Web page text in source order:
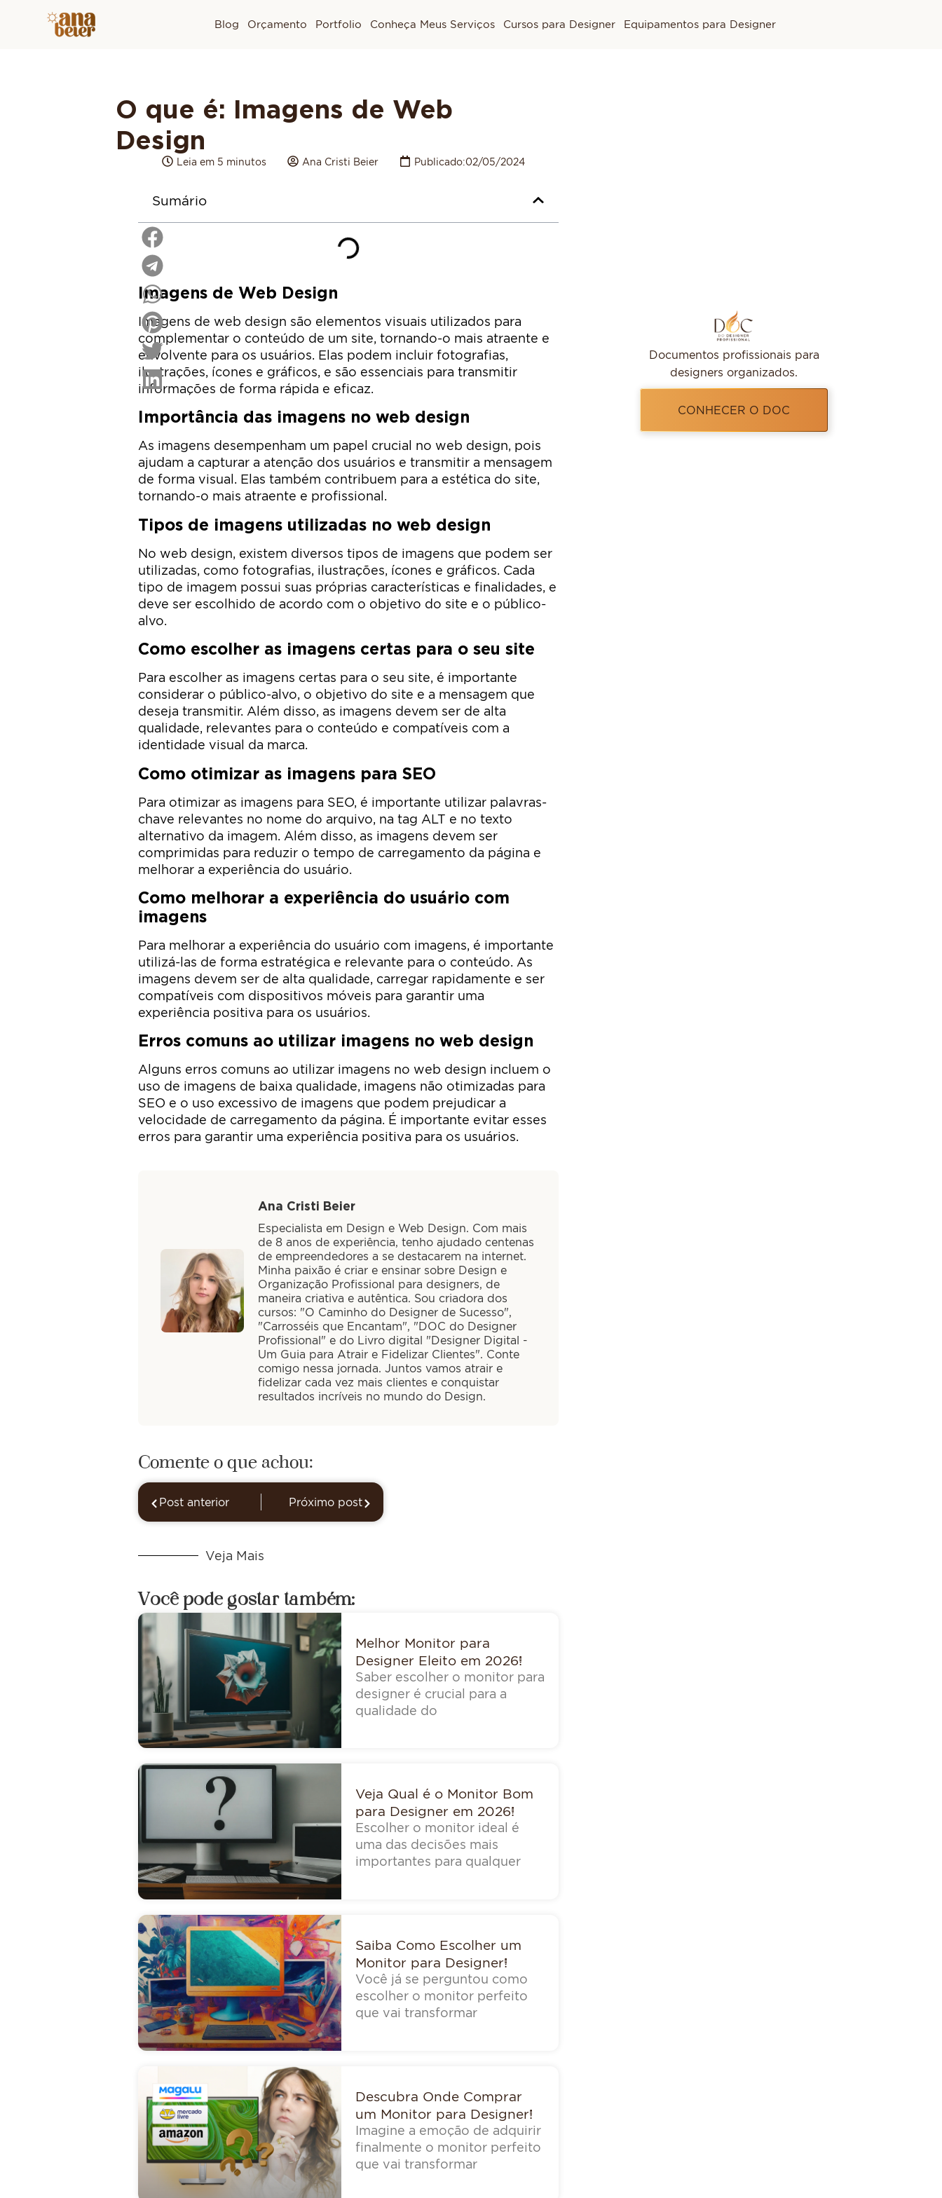
Blog Orçamento Portfolio Conheça Meus Serviços Cursos para Designer Equipamentos para Designer
O que é: Imagens de Web
Design
Leia em 5 minutos Ana Cristi Beier Publicado:02/05/2024
Sumário
Imagens de Web Design
Imagens de web design são elementos visuais utilizados para
complementar o conteúdo de um site, tornando-o mais atraente e
envolvente para os usuários. Elas podem incluir fotografias,
ilustrações, ícones e gráficos, e são essenciais para transmitir
informações de forma rápida e eficaz.
Importância das imagens no web design
As imagens desempenham um papel crucial no web design, pois
ajudam a capturar a atenção dos usuários e transmitir a mensagem
de forma visual. Elas também contribuem para a estética do site,
tornando-o mais atraente e profissional.
Tipos de imagens utilizadas no web design
No web design, existem diversos tipos de imagens que podem ser
utilizadas, como fotografias, ilustrações, ícones e gráficos. Cada
tipo de imagem possui suas próprias características e finalidades, e
deve ser escolhido de acordo com o objetivo do site e o público-
alvo.
Como escolher as imagens certas para o seu site
Para escolher as imagens certas para o seu site, é importante
considerar o público-alvo, o objetivo do site e a mensagem que
deseja transmitir. Além disso, as imagens devem ser de alta
qualidade, relevantes para o conteúdo e compatíveis com a
identidade visual da marca.
Como otimizar as imagens para SEO
Para otimizar as imagens para SEO, é importante utilizar palavras-
chave relevantes no nome do arquivo, na tag ALT e no texto
alternativo da imagem. Além disso, as imagens devem ser
comprimidas para reduzir o tempo de carregamento da página e
melhorar a experiência do usuário.
Como melhorar a experiência do usuário com
imagens
Para melhorar a experiência do usuário com imagens, é importante
utilizá-las de forma estratégica e relevante para o conteúdo. As
imagens devem ser de alta qualidade, carregar rapidamente e ser
compatíveis com dispositivos móveis para garantir uma
experiência positiva para os usuários.
Erros comuns ao utilizar imagens no web design
Alguns erros comuns ao utilizar imagens no web design incluem o
uso de imagens de baixa qualidade, imagens não otimizadas para
SEO e o uso excessivo de imagens que podem prejudicar a
velocidade de carregamento da página. É importante evitar esses
erros para garantir uma experiência positiva para os usuários.
Ana Cristi Beier
Especialista em Design e Web Design. Com mais
de 8 anos de experiência, tenho ajudado centenas
de empreendedores a se destacarem na internet.
Minha paixão é criar e ensinar sobre Design e
Organização Profissional para designers, de
maneira criativa e autêntica. Sou criadora dos
cursos: "O Caminho do Designer de Sucesso",
"Carrosséis que Encantam", "DOC do Designer
Profissional" e do Livro digital "Designer Digital -
Um Guia para Atrair e Fidelizar Clientes". Conte
comigo nessa jornada. Juntos vamos atrair e
fidelizar cada vez mais clientes e conquistar
resultados incríveis no mundo do Design.
Comente o que achou:
Post anterior Próximo post
Veja Mais
Você pode gostar também:
Melhor Monitor para
Designer Eleito em 2026!
Saber escolher o monitor para
designer é crucial para a
qualidade do
Veja Qual é o Monitor Bom
para Designer em 2026!
Escolher o monitor ideal é
uma das decisões mais
importantes para qualquer
Saiba Como Escolher um
Monitor para Designer!
Você já se perguntou como
escolher o monitor perfeito
que vai transformar
Descubra Onde Comprar
um Monitor para Designer!
Imagine a emoção de adquirir
finalmente o monitor perfeito
que vai transformar
Documentos profissionais para
designers organizados.
CONHECER O DOC